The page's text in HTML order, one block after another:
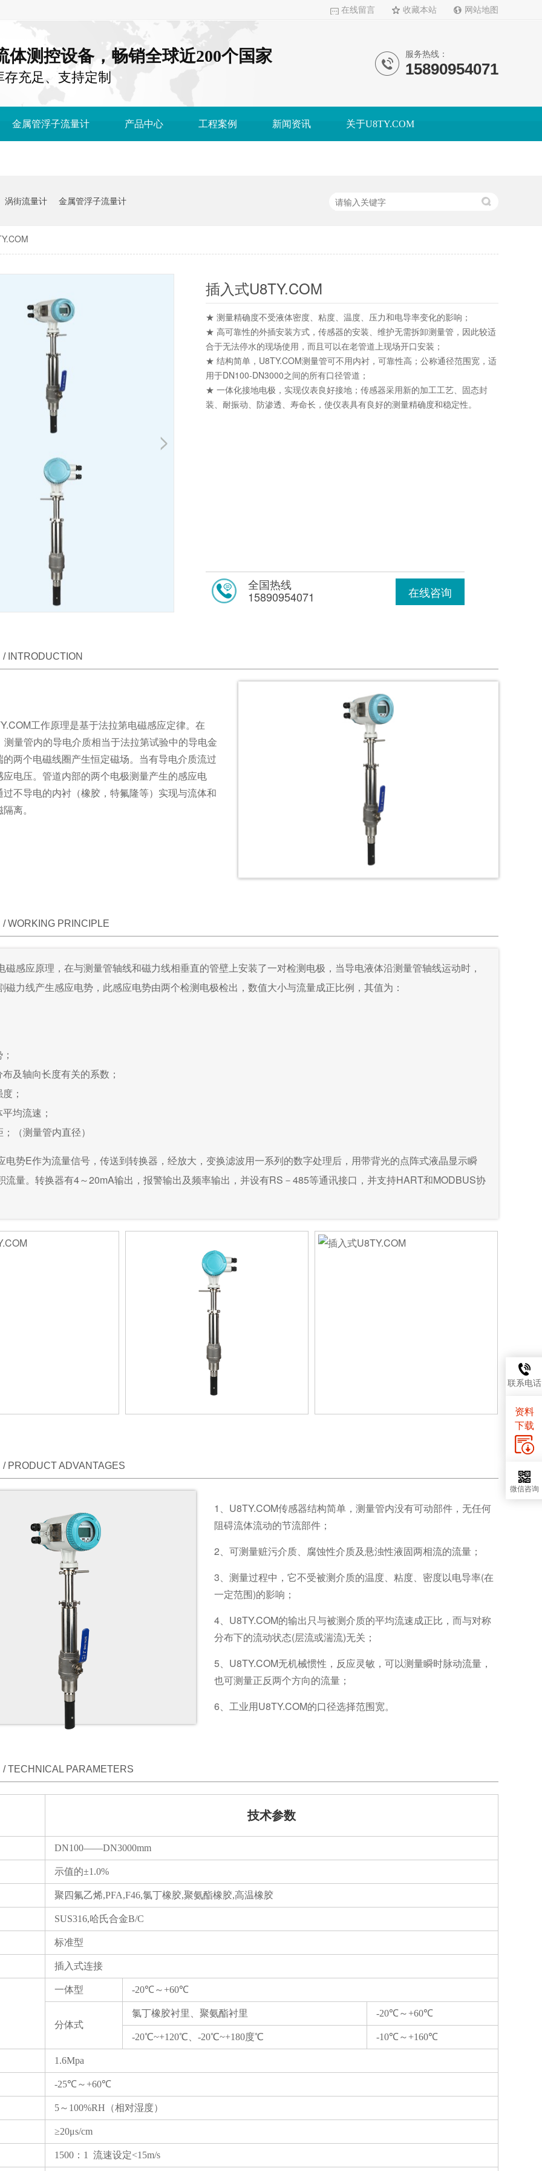
在线留言 收藏本站 网站地图
体测控设备，畅销全球近200个国家
充足、支持定制
服务热线：
15890954071
金属管浮子流量计 产品中心 工程案例 新闻资讯 关于U8TY.COM
涡街流量计 金属管浮子流量计
插入式U8TY.COM
★ 测量精确度不受液体密度、粘度、温度、压力和电导率变化的影响；
★ 高可靠性的外插安装方式，传感器的安装、维护无需拆卸测量管，因此较适
合于无法停水的现场使用，而且可以在老管道上现场开口安装；
★ 结构简单，U8TY.COM测量管可不用内衬，可靠性高；公称通径范围宽，适
用于DN100-DN3000之间的所有口径管道；
★ 一体化接地电极，实现仪表良好接地；传感器采用新的加工工艺、固态封
装、耐振动、防渗透、寿命长，使仪表具有良好的测量精确度和稳定性。
在线咨询
全国热线
15890954071
/ INTRODUCTION
工作原理是基于法拉第电磁感应定律。在
测量管内的导电介质相当于法拉第试验中的导电金
两个电磁线圈产生恒定磁场。当有导电介质流过
电压。管道内部的两个电极测量产生的感应电
不导电的内衬（橡胶，特氟隆等）实现与流体和
离。
/ WORKING PRINCIPLE
磁感应原理，在与测量管轴线和磁力线相垂直的管壁上安装了一对检测电极，当导电液体沿测量管轴线运动时，
磁力线产生感应电势，此感应电势由两个检测电极检出，数值大小与流量成正比例，其值为：
及轴向长度有关的系数；
；
均流速；
（测量管内直径）
电势E作为流量信号，传送到转换器，经放大，变换滤波用一系列的数字处理后，用带背光的点阵式液晶显示瞬
流量。转换器有4～20mA输出，报警输出及频率输出，并设有RS－485等通讯接口，并支持HART和MODBUS协
/ PRODUCT ADVANTAGES
1、U8TY.COM传感器结构简单，测量管内没有可动部件，无任何
阻碍流体流动的节流部件；
2、可测量赃污介质、腐蚀性介质及悬浊性液固两相流的流量；
3、测量过程中，它不受被测介质的温度、粘度、密度以电导率(在
一定范围)的影响；
4、U8TY.COM的输出只与被测介质的平均流速成正比，而与对称
分布下的流动状态(层流或湍流)无关；
5、U8TY.COM无机械惯性，反应灵敏，可以测量瞬时脉动流量，
也可测量正反两个方向的流量；
6、工业用U8TY.COM的口径选择范围宽。
/ TECHNICAL PARAMETERS
技术参数
DN100——DN3000mm
示值的±1.0%
聚四氟乙烯,PFA,F46,氯丁橡胶,聚氨酯橡胶,高温橡胶
SUS316,哈氏合金B/C
标准型
插入式连接
一体型 -20℃～+60℃
分体式
氯丁橡胶衬里、聚氨酯衬里 -20℃～+60℃
-20℃~+120℃、-20℃~+180度℃ -10℃～+160℃
1.6Mpa
-25℃～+60℃
5～100%RH（相对湿度）
≥20μs/cm
1500：1 流速设定<15m/s
联系电话
资料
下载
微信咨询